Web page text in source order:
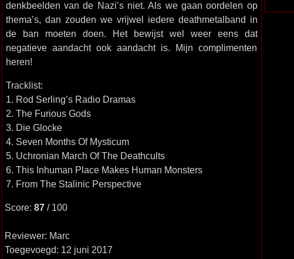
denkbeelden van de Nazi’s niet. Als we gaan oordelen op
thema’s, dan zouden we vrijwel iedere deathmetalband in
de ban moeten doen. Het bewijst wel weer eens dat
negatieve aandacht ook aandacht is. Mijn complimenten
heren!
Tracklist:
1. Rod Serling’s Radio Dramas
2. The Furious Gods
3. Die Glocke
4. Seven Months Of Mysticum
5. Uchronian March Of The Deathcults
6. This Inhuman Place Makes Human Monsters
7. From The Stalinic Perspective
Score: 87/ 100
Reviewer: Marc
Toegevoegd: 12 juni 2017